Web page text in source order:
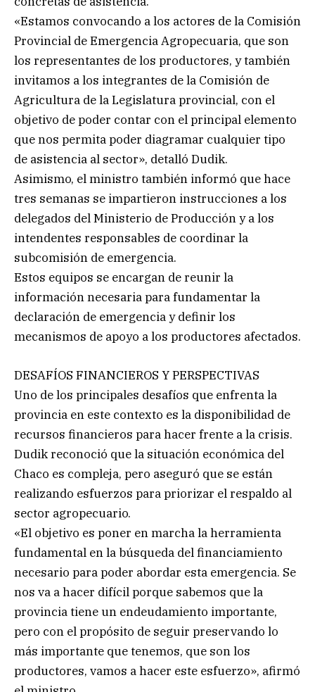
«Estamos convocando a los actores de la Comisión
Provincial de Emergencia Agropecuaria, que son
los representantes de los productores, y también
invitamos a los integrantes de la Comisión de
Agricultura de la Legislatura provincial, con el
objetivo de poder contar con el principal elemento
que nos permita poder diagramar cualquier tipo
de asistencia al sector», detalló Dudik.
Asimismo, el ministro también informó que hace
tres semanas se impartieron instrucciones a los
delegados del Ministerio de Producción y a los
intendentes responsables de coordinar la
subcomisión de emergencia.
Estos equipos se encargan de reunir la
información necesaria para fundamentar la
declaración de emergencia y definir los
mecanismos de apoyo a los productores afectados.
DESAFÍOS FINANCIEROS Y PERSPECTIVAS
Uno de los principales desafíos que enfrenta la
provincia en este contexto es la disponibilidad de
recursos financieros para hacer frente a la crisis.
Dudik reconoció que la situación económica del
Chaco es compleja, pero aseguró que se están
realizando esfuerzos para priorizar el respaldo al
sector agropecuario.
«El objetivo es poner en marcha la herramienta
fundamental en la búsqueda del financiamiento
necesario para poder abordar esta emergencia. Se
nos va a hacer difícil porque sabemos que la
provincia tiene un endeudamiento importante,
pero con el propósito de seguir preservando lo
más importante que tenemos, que son los
productores, vamos a hacer este esfuerzo», afirmó